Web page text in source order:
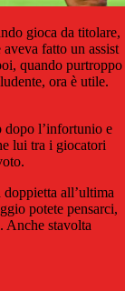
gioca da titolare,
fatto un assist
quando purtroppo
ora è utile.
dopo l’infortunio e
lui tra i giocatori
all’ultima
potete pensarci,
Anche stavolta